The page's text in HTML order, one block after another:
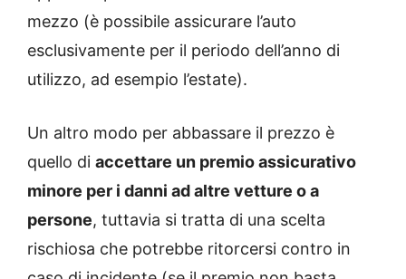
mezzo (è possibile assicurare l’auto
esclusivamente per il periodo dell’anno di
utilizzo, ad esempio l’estate).
Un altro modo per abbassare il prezzo è
quello di accettare un premio assicurativo
minore per i danni ad altre vetture o a
persone, tuttavia si tratta di una scelta
rischiosa che potrebbe ritorcersi contro in